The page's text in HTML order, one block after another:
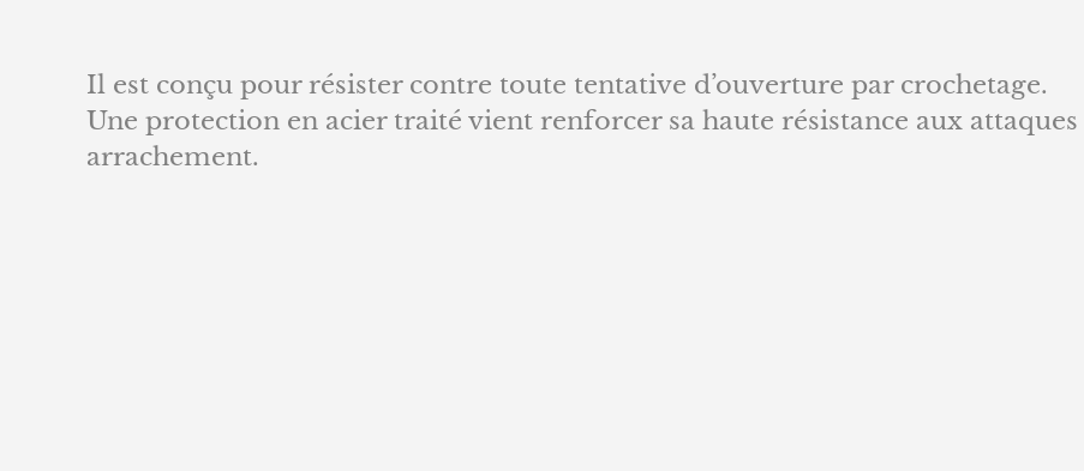
Il est conçu pour résister contre toute tentative d’ouverture par crochetage.
Une protection en acier traité vient renforcer sa haute résistance aux attaques
arrachement.